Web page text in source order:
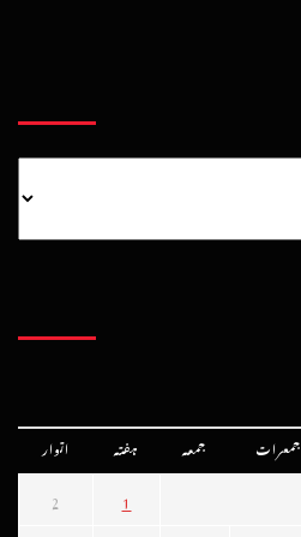
جمعرات جمعہ ہفتہ اتوار
1
2